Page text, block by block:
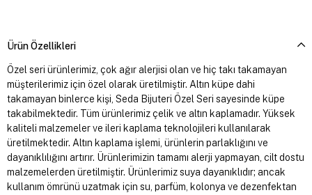
Ürün Özellikleri
Özel seri ürünlerimiz, çok ağır alerjisi olan ve hiç takı takamayan
müşterilerimiz için özel olarak üretilmiştir. Altın küpe dahi
takamayan binlerce kişi, Seda Bijuteri Özel Seri sayesinde küpe
takabilmektedir. Tüm ürünlerimiz çelik ve altın kaplamadır. Yüksek
kaliteli malzemeler ve ileri kaplama teknolojileri kullanılarak
üretilmektedir. Altın kaplama işlemi, ürünlerin parlaklığını ve
dayanıklılığını artırır. Ürünlerimizin tamamı alerji yapmayan, cilt dostu
malzemelerden üretilmiştir. Ürünlerimiz suya dayanıklıdır; ancak
kullanım ömrünü uzatmak için su, parfüm, kolonya ve dezenfektan